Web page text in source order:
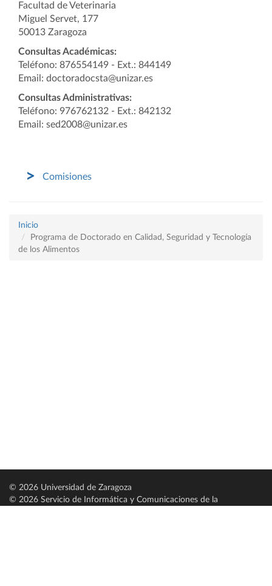
Facultad de Veterinaria
Miguel Servet, 177
50013 Zaragoza
Consultas Académicas:
Teléfono: 876554149 - Ext.: 844149
Email: doctoradocsta@unizar.es
Consultas Administrativas:
Teléfono: 976762132 - Ext.: 842132
Email: sed2008@unizar.es
Comisiones
Inicio
Programa de Doctorado en Calidad, Seguridad y Tecnología
de los Alimentos
© 2026 Universidad de Zaragoza
© 2026 Servicio de Informática y Comunicaciones de la